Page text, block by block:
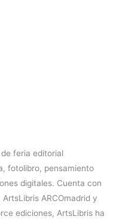
feria editorial
fotolibro, pensamiento
digitales. Cuenta con
ARCOmadrid y
ediciones, ArtsLibris ha